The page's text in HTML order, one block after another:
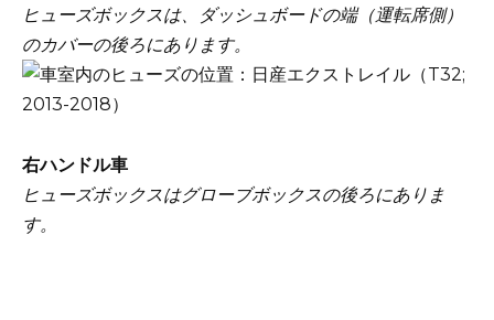
ヒューズボックスは、ダッシュボードの端（運転席側）
のカバーの後ろにあります。
右ハンドル車
ヒューズボックスはグローブボックスの後ろにありま
す。